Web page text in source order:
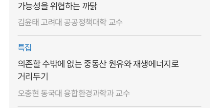
가능성을 위협하는 까닭
김윤태 고려대 공공정책대학 교수
특집
의존할 수밖에 없는 중동산 원유와 재생에너지로
거리두기
오충현 동국대 융합환경과학과 교수